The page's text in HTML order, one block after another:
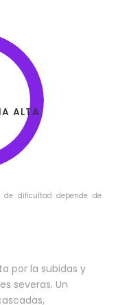
ALTA
de dificultad depende de
por la subidas y
severas. Un